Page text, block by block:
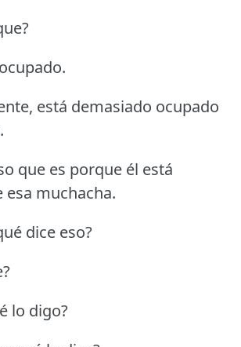
está demasiado ocupado
que es porque él está
muchacha.
dice eso?
lo digo?